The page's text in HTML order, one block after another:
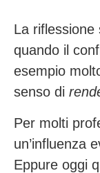
La
quando il
esempio
senso di
Per molti
un’influenza
Eppure oggi